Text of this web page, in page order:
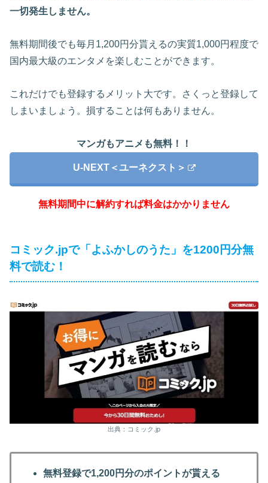
一切発生しません。
無料期間後でも毎月1,200円分貰えるの実質1,000円程度で
国内最大級のエンタメを楽しむことができます。
これだけでも登録するメリット大です。さくっと登録して
しまいましょう。損することは何もありません。
マンガもアニメも無料！！
U-NEXT＜ユーネクスト＞
無料期間中に解約すれば料金はかかりません
コミック.jpで「よふかしのうた」を1200円分無
料で読む！
出典：コミック.jp
無料登録で1,200円分のポイントが貰える